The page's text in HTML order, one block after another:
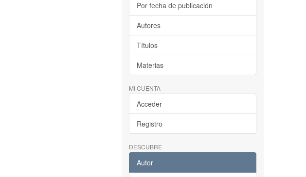
Por fecha de publicación
Autores
Títulos
Materias
MI CUENTA
Acceder
Registro
DESCUBRE
Autor